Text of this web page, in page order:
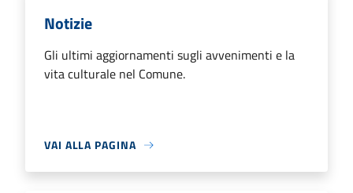
Notizie
Gli ultimi aggiornamenti sugli avvenimenti e la
vita culturale nel Comune.
VAI ALLA PAGINA